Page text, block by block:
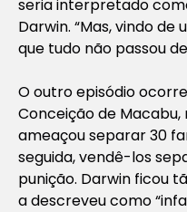
seria interpretado
Darwin. “Mas, vindo
que tudo não passou
O outro episódio
Conceição de Macabu,
ameaçou separar 30
seguida, vendê-los
punição. Darwin ficou
a descreveu como